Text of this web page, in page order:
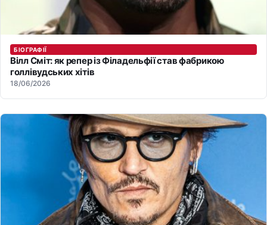
БІОГРАФІЇ
Вілл Сміт: як репер із Філадельфії став фабрикою
голлівудських хітів
18/06/2026